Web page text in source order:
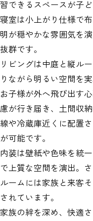
習できるスペースが子
寝室は小上がり仕様で
明が穏やかな雰囲気を
抜群です。
リビングは中庭と縦ル
りながら明るい空間を
お子様が外へ飛び出す
慮が行き届き、土間収
線や冷蔵庫近くに配置
が可能です。
内装は壁紙や色味を統
で上質な空間を演出。
ルームには家族と来客
されています。
家族の絆を深め、快適